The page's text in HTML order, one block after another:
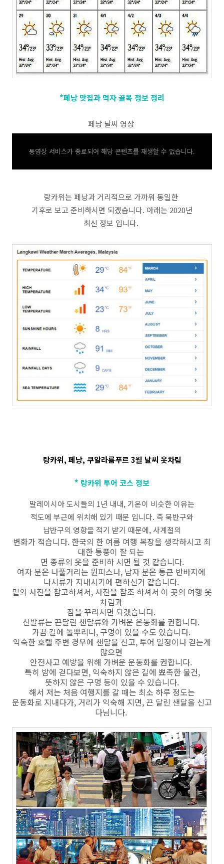
*페낭 맛집과 먹자 골목 정보 정리
페낭 날씨 영상
동영상 서비스가 종료되어 해당 콘텐츠를 재생할 수 없습니다.
랑카위는 페낭과 거리적으로 가까워 동일한
기후로 보고 준비하시면 되겠습니다. 아래는 2020년
최신 정보 입니다.
랑카위, 페낭, 쿠알라룸푸르 3월 날씨 옷차림
* 랑카위 투어 코스 정보
말레이시아 도시들의 1년 내내, 기온이 비슷한 이유는
적도에 부근에 위치해 있기 때문 입니다. 즉 북반구와
남반구의 영향을 적기 받기 때문에, 사계절의
변화가 적습니다. 한국의 한 여름 여행 복장을 생각하시고 최
대한 통풍이 잘 되는
면 종류의 옷을 준비하 시면 될 것 같습니다.
여자 분은 나풀거리는 원피스나, 남자 분은 통큰 반바지에
나시류가 지내시기에 편하신거 같습니다.
밑의 사진을 참고하셔서, 사진을 참조 하셔서 이 곳의 여행 옷
차림과
짐을 꾸리시면 되겠습니다.
신발류는 끈달린 샌달류와 가벼운 온동화를 권합니다.
가끔 길에 돌뿌리나, 구멍이 있을 수도 있습니다.
익숙한 호텔 주변 경우에 샌달을 신고, 투어 일정이나 걷는게
많으면
안전사고 예방을 위해 가벼운 운동화를 권합니다.
특히 밤에 걷다보면, 익숙하지 않은 길에 뾰족한 물건,
뜻하지 않은 구멍 등이 있을 수 있습니다.
해서 저는 처음 여행지를 갈 때는 최소 하루 정도는
운동화로 지내다가, 거리가 익숙해 지면, 끈 달린 샌달을 신고
다님니다.